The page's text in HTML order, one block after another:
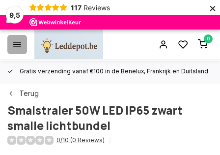
9,5
117 Reviews ×
0
Gratis verzending vanaf €100 in de Benelux, Frankrijk en Duitsland
Terug
Smalstraler 50W LED IP65 zwart
smalle lichtbundel
0/10 (0 Reviews)